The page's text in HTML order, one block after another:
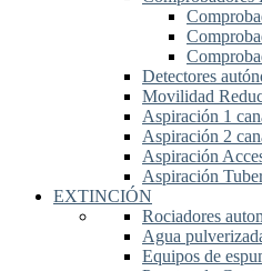
Detectores
Movilidad
Aspiración 1
Aspiración 2
Aspiración
Aspiración
EXTINCIÓN
Rociadores
Agua
Equipos de